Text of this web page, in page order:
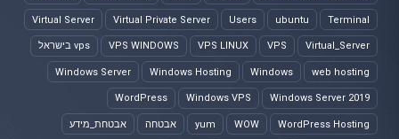
Terminal
ubuntu
Users
Virtual Private Server
Virtual Server
Virtual_Server
VPS
VPS LINUX
VPS WINDOWS vps בישראל
web hosting
Windows
Windows Hosting
Windows Server
Windows Server 2019
Windows VPS
WordPress
WordPress Hosting
WOW
yum אבטחה אבטחת_מידע